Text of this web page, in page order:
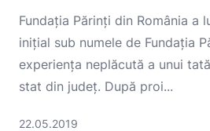
rădăcini
Fundaţia Părinţi din România a
iniţial sub numele de Fundaţia
experienţa neplăcută a unui
stat din judeţ. După proi...
22.05.2019